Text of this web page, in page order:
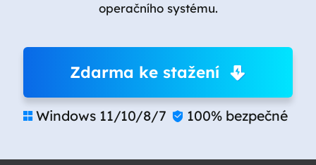
operačního systému.
Zdarma ke stažení
 Windows 11/10/8/7  100% bezpečné